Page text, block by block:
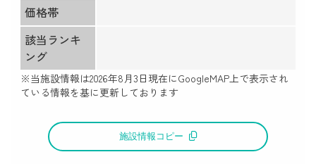
価格帯
該当ランキ
ング
※当施設情報は2026年8月3日現在にGoogleMAP上で表示され
ている情報を基に更新しております
施設情報コピー